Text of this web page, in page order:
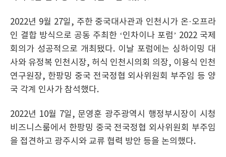
2022년 9월 27일, 주한 중국대사관과 인천시가 온·오프라
인 결합 방식으로 공동 주최한 ‘인차이나 포럼’ 2022 국제
회의가 성공적으로 개최됐다. 이날 포럼에는 싱하이밍 대
사와 유정복 인천시장, 허식 인천시의회 의장, 이용식 인천
연구원장, 한팡밍 중국 전국정협 외사위원회 부주임 등 양
국 각계 인사가 참석했다.
2022년 10월 7일, 문영훈 광주광역시 행정부시장이 시청
비즈니스룸에서 한팡밍 중국 전국정협 외사위원회 부주임
을 접견하고 광주시와 교류 협력 방안 등을 논의했다.